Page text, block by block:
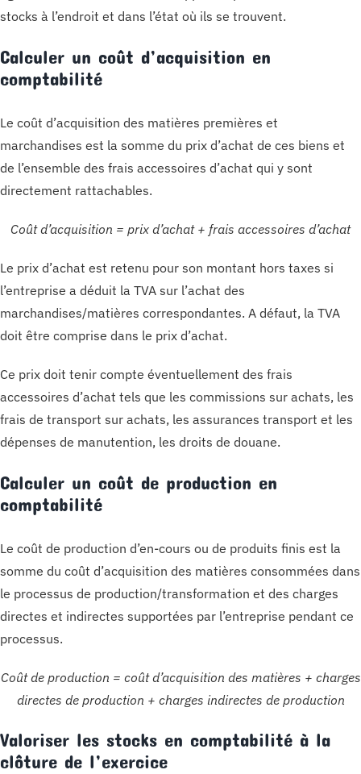
stocks à l’endroit et dans l’état où ils se trouvent.
Calculer un coût d’acquisition en
comptabilité
Le coût d’acquisition des matières premières et
marchandises est la somme du prix d’achat de ces biens et
de l’ensemble des frais accessoires d’achat qui y sont
directement rattachables.
Coût d’acquisition = prix d’achat + frais accessoires d’achat
Le prix d’achat est retenu pour son montant hors taxes si
l’entreprise a déduit la TVA sur l’achat des
marchandises/matières correspondantes. A défaut, la TVA
doit être comprise dans le prix d’achat.
Ce prix doit tenir compte éventuellement des frais
accessoires d’achat tels que les commissions sur achats, les
frais de transport sur achats, les assurances transport et les
dépenses de manutention, les droits de douane.
Calculer un coût de production en
comptabilité
Le coût de production d’en-cours ou de produits finis est la
somme du coût d’acquisition des matières consommées dans
le processus de production/transformation et des charges
directes et indirectes supportées par l’entreprise pendant ce
processus.
Coût de production = coût d’acquisition des matières + charges
directes de production + charges indirectes de production
Valoriser les stocks en comptabilité à la
clôture de l’exercice